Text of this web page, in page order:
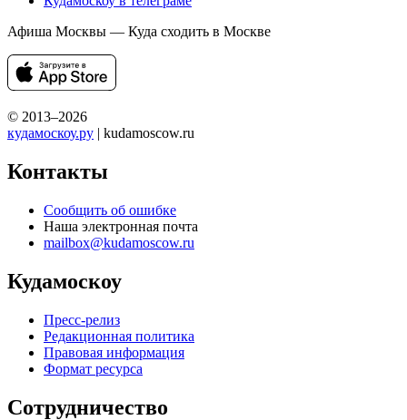
Афиша Москвы — Куда сходить в Москве
© 2013–2026
кудамоскоу.ру | kudamoscow.ru
Контакты
Сообщить об ошибке
Наша электронная почта
mailbox@kudamoscow.ru
Кудамоскоу
Пресс-релиз
Редакционная политика
Правовая информация
Формат ресурса
Сотрудничество